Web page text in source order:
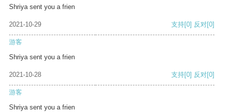
Shriya sent you a frien
2021-10-29 支持[0] 反对[0]
游客
Shriya sent you a frien
2021-10-28 支持[0] 反对[0]
游客
Shriya sent you a frien